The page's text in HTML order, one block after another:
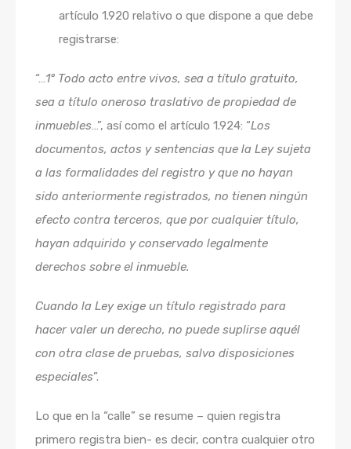
artículo 1.920 relativo o que dispone a que debe
registrarse:
“…1° Todo acto entre vivos, sea a título gratuito,
sea a título oneroso traslativo de propiedad de
inmuebles…”, así como el artículo 1.924: “Los
documentos, actos y sentencias que la Ley sujeta
a las formalidades del registro y que no hayan
sido anteriormente registrados, no tienen ningún
efecto contra terceros, que por cualquier título,
hayan adquirido y conservado legalmente
derechos sobre el inmueble.
Cuando la Ley exige un título registrado para
hacer valer un derecho, no puede suplirse aquél
con otra clase de pruebas, salvo disposiciones
especiales”.
Lo que en la “calle” se resume – quien registra
primero registra bien- es decir, contra cualquier otro